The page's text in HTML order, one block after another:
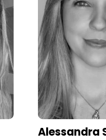
Alessandra